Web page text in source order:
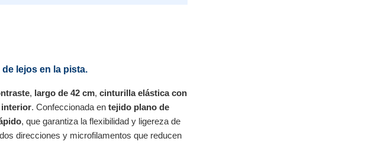
lejos en la pista.
, largo de 42 cm, cinturilla elástica con
. Confeccionada en tejido plano de
, que garantiza la flexibilidad y ligereza de
direcciones y microfilamentos que reducen